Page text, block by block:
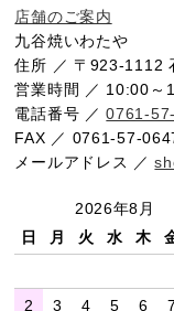
店舗のご案内
九谷焼いわたや
住所 ／ 〒923-1112
営業時間 ／ 10:00～
電話番号 ／0761-
FAX ／ 0761-57-
メールアドレス ／
2026年8月
日
月 火 水 木
2
3 4 5 6 7